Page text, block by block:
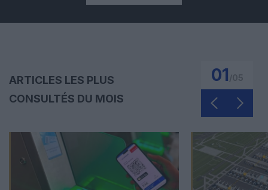
ARTICLES LES PLUS
CONSULTÉS DU MOIS
01